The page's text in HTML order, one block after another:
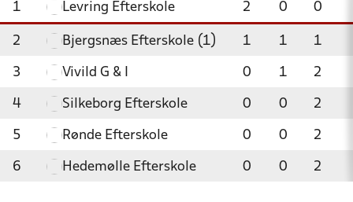
1 Levring Efterskole 2 0 0
2 Bjergsnæs Efterskole (1) 1 1 1
3 Vivild G & I 0 1 2
4 Silkeborg Efterskole 0 0 2
5 Rønde Efterskole 0 0 2
6 Hedemølle Efterskole 0 0 2